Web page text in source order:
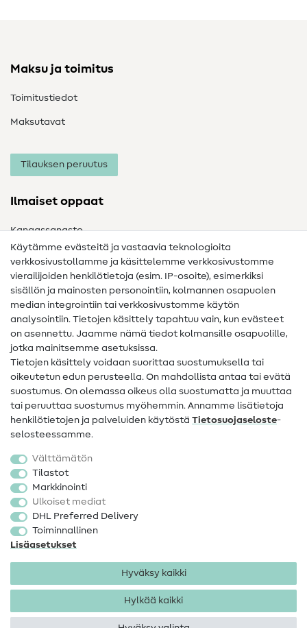
Maksu ja toimitus
Toimitustiedot
Maksutavat
Tilauksen peruutus
Ilmaiset oppaat
Kangassanasto
Ompelusanasto
Ompeluohjeet
Apua ja yhteystiedot
Yhteystiedot
Tietoa omistajanvaihdoksesta
Peruutusoikeus
Suosittu
Kankaat
Ompelutarvikkeet
Ale
Käytämme evästeitä ja vastaavia teknologioita
verkkosivustollamme ja käsittelemme verkkosivustomme
vierailijoiden henkilötietoja (esim. IP-osoite), esimerkiksi
sisällön ja mainosten personointiin, kolmannen osapuolen
median integrointiin tai verkkosivustomme käytön
analysointiin. Tietojen käsittely tapahtuu vain, kun evästeet
on asennettu. Jaamme nämä tiedot kolmansille osapuolille,
jotka mainitsemme asetuksissa.
Tietojen käsittely voidaan suorittaa suostumuksella tai
oikeutetun edun perusteella. On mahdollista antaa tai evätä
suostumus. On olemassa oikeus olla suostumatta ja muuttaa
tai peruuttaa suostumus myöhemmin. Annamme lisätietoja
henkilötietojen ja palveluiden käytöstä Tietosuojaseloste-
selosteessamme.
Välttämätön
Tilastot
Markkinointi
Ulkoiset mediat
DHL Preferred Delivery
Toiminnallinen
Lisäasetukset
Hyväksy kaikki
Hylkää kaikki
Tietosuoja
Käyttöehdot
Peruutusoikeus